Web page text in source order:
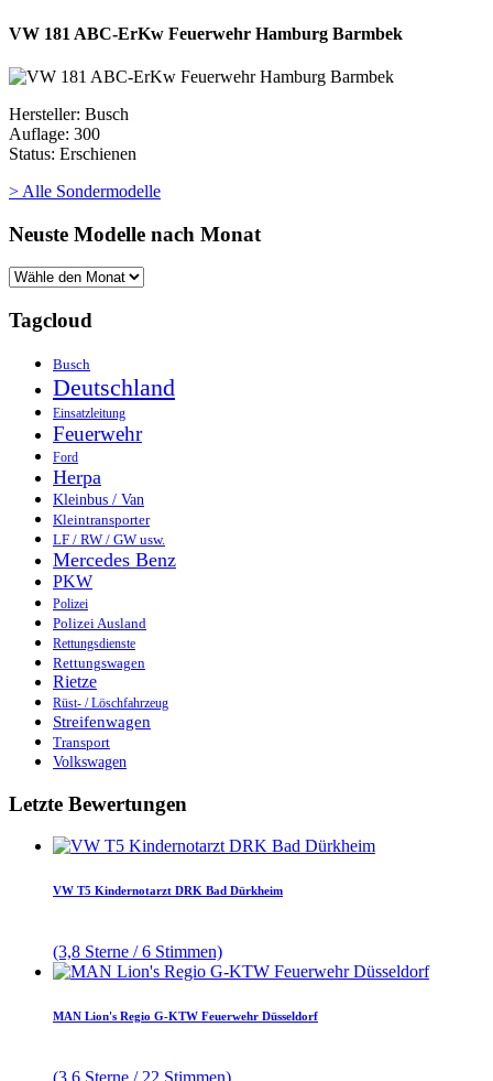
VW 181 ABC-ErKw Feuerwehr Hamburg Barmbek
Hersteller: Busch
Auflage: 300
Status: Erschienen
> Alle Sondermodelle
Neuste Modelle nach Monat
Tagcloud
Busch
Deutschland
Einsatzleitung
Feuerwehr
Ford
Herpa
Kleinbus / Van
Kleintransporter
LF / RW / GW usw.
Mercedes Benz
PKW
Polizei
Polizei Ausland
Rettungsdienste
Rettungswagen
Rietze
Rüst- / Löschfahrzeug
Streifenwagen
Transport
Volkswagen
Letzte Bewertungen
VW T5 Kindernotarzt DRK Bad Dürkheim
(3,8 Sterne / 6 Stimmen)
MAN Lion's Regio G-KTW Feuerwehr Düsseldorf